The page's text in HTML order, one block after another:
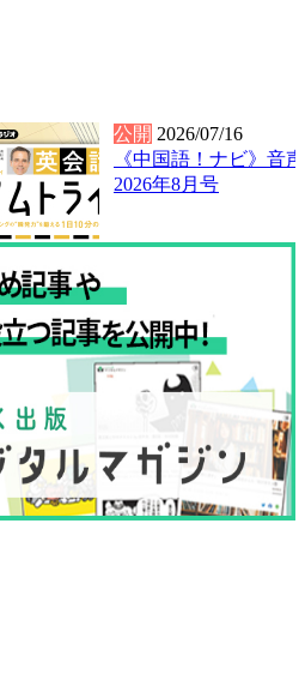
公開 2026/07/16
《中国語！ナビ》音
2026年8月号